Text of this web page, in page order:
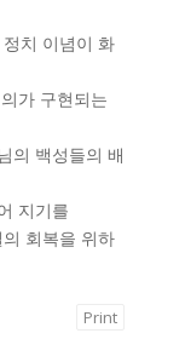
치 이념이 화
가 구현되는
의 백성들의 배
지기를
회복을 위하
Print